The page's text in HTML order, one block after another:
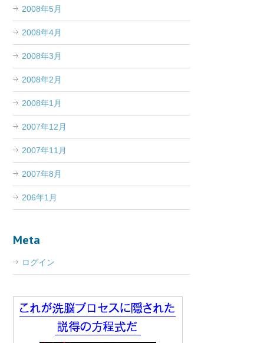
2008年5月
2008年4月
2008年3月
2008年2月
2008年1月
2007年12月
2007年11月
2007年8月
206年1月
Meta
ログイン